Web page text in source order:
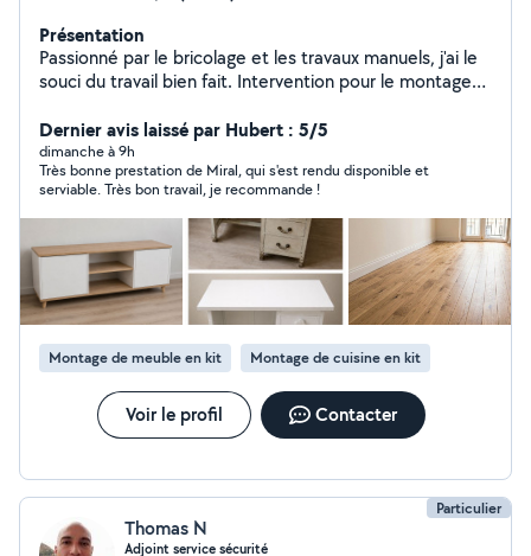
Présentation
Passionné par le bricolage et les travaux manuels, j'ai le
souci du travail bien fait. Intervention pour le montage
réparations, la fixation de luminaires, le débarassage et
l'aide au déménagement. Chaque prestation est
réalisée avec sérieux, ponctualité et dans le respect de
vos attentes. N'hésitez pas à me contacter pour
échanger sur vos projets !
Dernier avis laissé par Hubert : 5/5
dimanche à 9h
Très bonne prestation de Miral, qui s'est rendu disponible et
serviable. Très bon travail, je recommande !
Montage de meuble en kit Montage de cuisine en kit
Voir le profil Contacter
Particulier
Thomas N
Adjoint service sécurité